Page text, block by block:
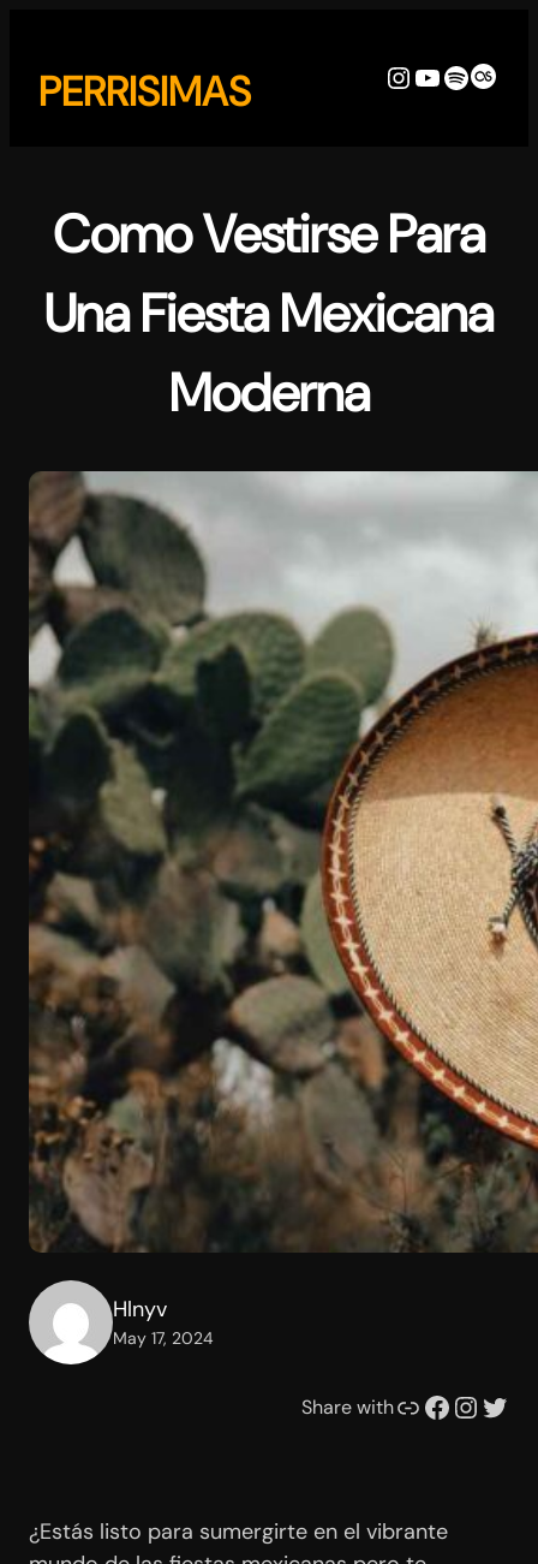
content
PERRISIMAS Instagram
YouTube
Spotify
Como Vestirse Para
Una Fiesta Mexicana
Moderna
Hlnyv
May 17, 2024
Share withLink Facebook Instagram Twitter
¿Estás listo para sumergirte en el vibrante